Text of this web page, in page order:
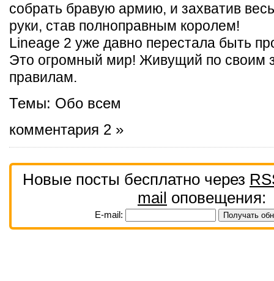
собрать бравую армию, и захватив
руки, став полноправным королем!
Lineage 2 уже давно перестала быть
Это огромный мир! Живущий по своим
правилам.
Темы: Обо всем
комментария 2 »
Новые посты бесплатно через
mail оповещения:
E-mail: